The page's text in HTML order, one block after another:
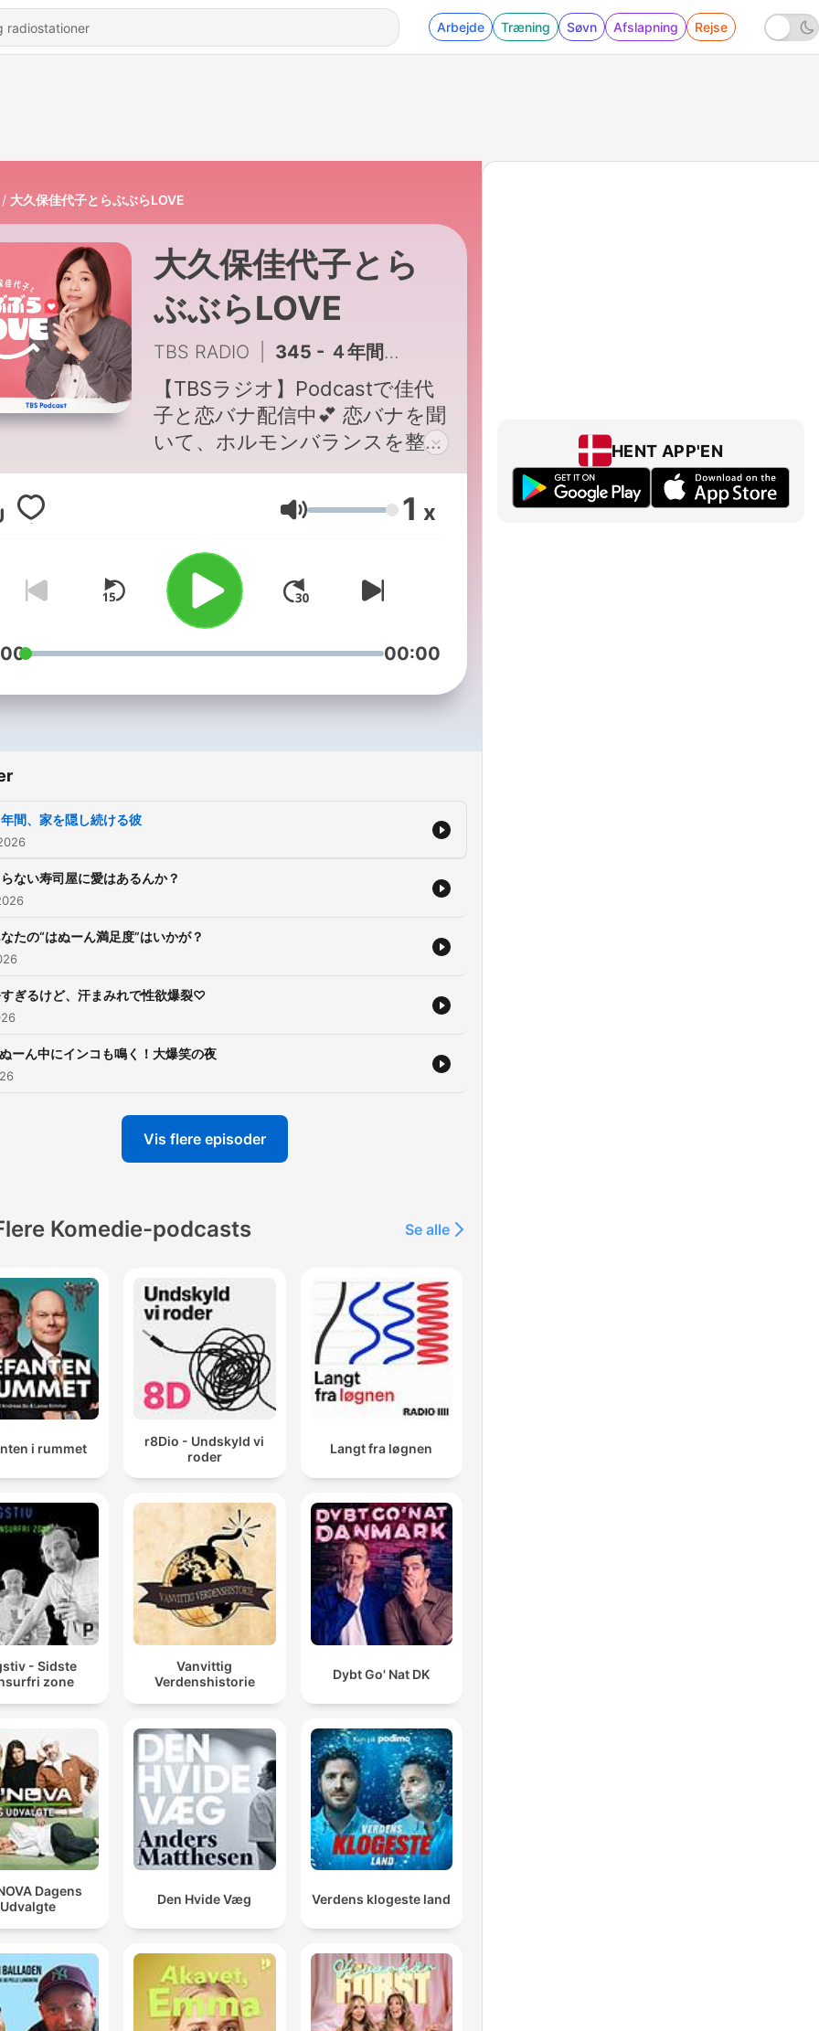
Arbejde Træning Søvn Afslapning Rejse
大久保佳代子とらぶぶらLOVE
大久保佳代子とら
ぶぶらLOVE
TBS RADIO 345 - ４年間、家を隠し続ける彼
【TBSラジオ】Podcastで佳代
子と恋バナ配信中💕 恋バナを聞
いて、ホルモンバランスを整え
る健康番組〜マチアプ、クズ、
エロ、人生、遊び遊ばれ〜みん
なで恋愛筋肉つけてこー！相談
はkayoko954@tbs.co.jpまで！
#らぶかよ 番組作りの参考のた
め、以下のアンケートにご協力
をお願いいたします。
https://www.tbs.co.jp/radio/podcast/en.html
Lydstyrke 1 x
00:00
間、家を隠し続ける彼
ない寿司屋に愛はあるんか？
たの“はぬーん満足度”はいかが？
ぎるけど、汗まみれで性欲爆裂♡
ーん中にインコも鳴く！大爆笑の夜
Vis flere episoder
Komedie-podcasts Se alle
i rummet
r8Dio - Undskyld vi
roder
Langt fra løgnen
- Sidste
zone
Vanvittig
Verdenshistorie
Dybt Go' Nat DK
Dagens
Udvalgte
Den Hvide Væg Verdens klogeste land
HENT APP'EN